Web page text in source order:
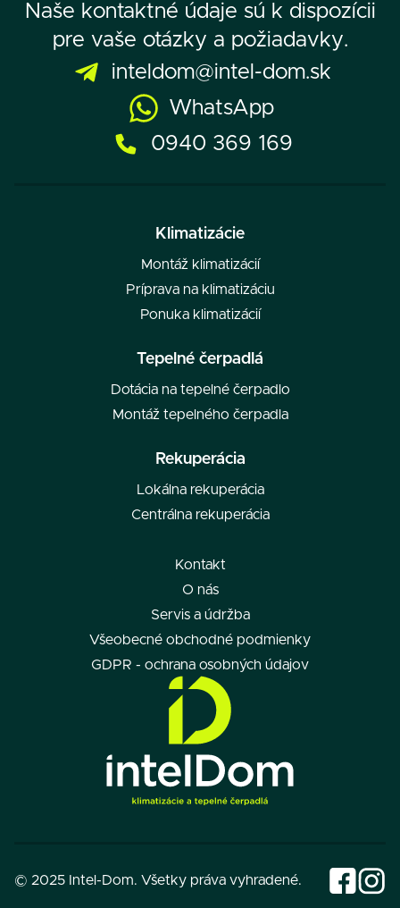
Naše kontaktné údaje sú k dispozícii
pre vaše otázky a požiadavky.
inteldom@intel-dom.sk
WhatsApp
0940 369 169
Klimatizácie
Montáž klimatizácií
Príprava na klimatizáciu
Ponuka klimatizácií
Tepelné čerpadlá
Dotácia na tepelné čerpadlo
Montáž tepelného čerpadla
Rekuperácia
Lokálna rekuperácia
Centrálna rekuperácia
Kontakt
O nás
Servis a údržba
Všeobecné obchodné podmienky
GDPR - ochrana osobných údajov
© 2025 Intel-Dom. Všetky práva vyhradené.